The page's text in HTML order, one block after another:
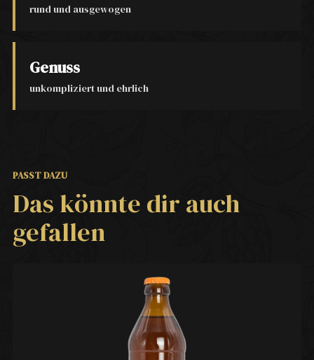
rund und ausgewogen
Genuss
unkompliziert und ehrlich
PASST DAZU
Das könnte dir auch
gefallen